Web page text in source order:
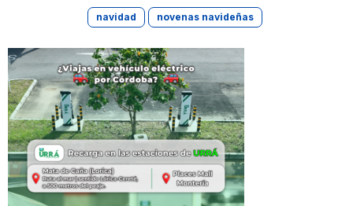
navidad novenas navideñas